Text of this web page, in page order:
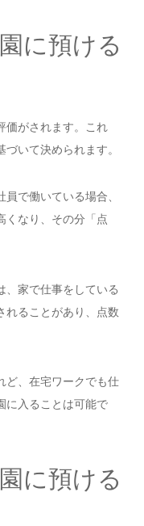
に預ける
価がされます。これ
いて決められます。
で働いている場合、
くなり、その分「点
、家で仕事をしている
れることがあり、点数
ど、在宅ワークでも仕
に入ることは可能で
に預ける